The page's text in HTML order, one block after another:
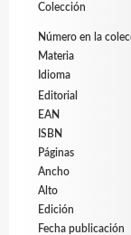
Colección
Número en la
Materia
Idioma
Editorial
EAN
ISBN
Páginas
Ancho
Alto
Edición
Fecha publicación